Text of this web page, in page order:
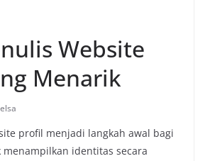
Website
Menarik
profil menjadi langkah awal bagi
identitas secara